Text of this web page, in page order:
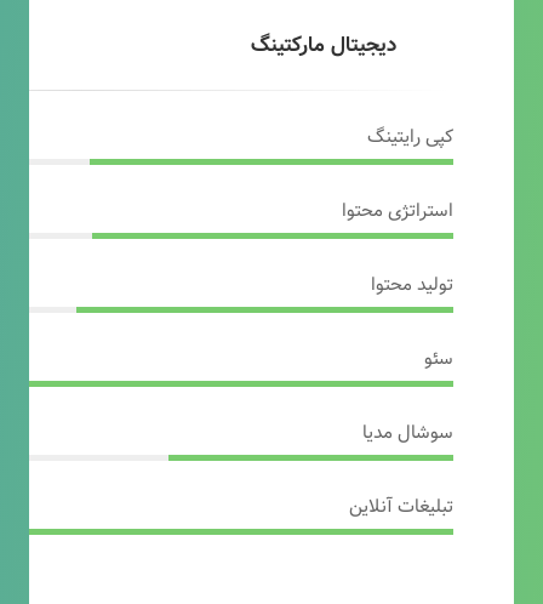
دیجیتال مارکتینگ
کپی رایتینگ
استراتژی محتوا
تولید محتوا
سئو
سوشال مدیا
تبلیغات آنلاین